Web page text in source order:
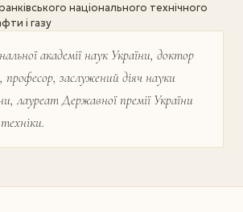
національного технічного
і газу
академії наук України, доктор
професор, заслужений діяч науки
лауреат Державної премії України